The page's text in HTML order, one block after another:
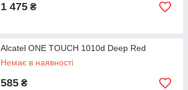
1 475 ₴
Alcatel ONE TOUCH 1010d Deep Red
Немає в наявності
585 ₴